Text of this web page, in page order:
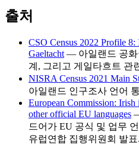
출처
CSO Census 2022 Profile 8:
Gaeltacht — 아일랜드 공화
계, 그리고 게일타흐트 관
NISRA Census 2021 Main
아일랜드 인구조사 언어
European Commission: Irish
other official EU languages
드어가 EU 공식 및 업무
유럽연합 집행위원회 발표.